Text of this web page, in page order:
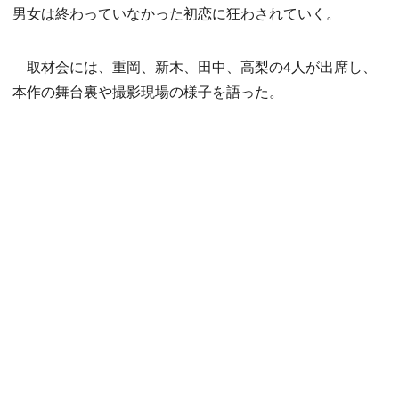
男女は終わっていなかった初恋に狂わされていく。
取材会には、重岡、新木、田中、高梨の4人が出席し、
本作の舞台裏や撮影現場の様子を語った。